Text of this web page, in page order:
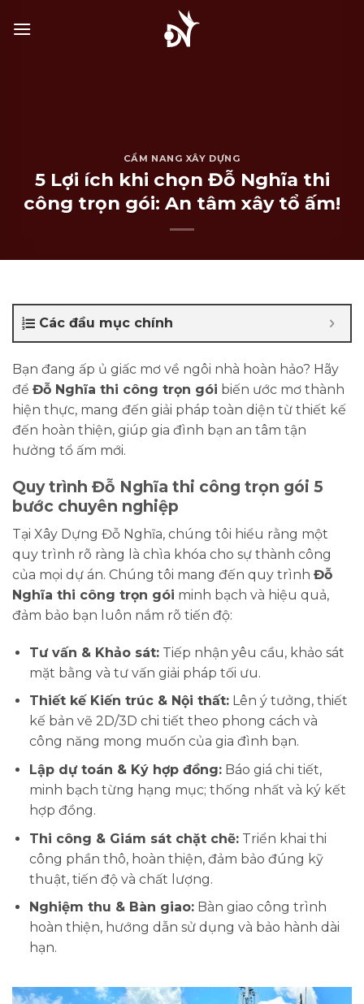
qua
CẨM NANG XÂY DỰNG
5 Lợi ích khi chọn Đỗ Nghĩa thi
công trọn gói: An tâm xây tổ ấm!
Các đầu mục chính
Bạn đang ấp ủ giấc mơ về ngôi nhà hoàn hảo? Hãy
để Đỗ Nghĩa thi công trọn gói biến ước mơ thành
hiện thực, mang đến giải pháp toàn diện từ thiết kế
đến hoàn thiện, giúp gia đình bạn an tâm tận
hưởng tổ ấm mới.
Quy trình Đỗ Nghĩa thi công trọn gói 5
bước chuyên nghiệp
Tại Xây Dựng Đỗ Nghĩa, chúng tôi hiểu rằng một
quy trình rõ ràng là chìa khóa cho sự thành công
của mọi dự án. Chúng tôi mang đến quy trình Đỗ
Nghĩa thi công trọn gói minh bạch và hiệu quả,
đảm bảo bạn luôn nắm rõ tiến độ:
Tư vấn & Khảo sát:Tiếp nhận yêu cầu, khảo sát
mặt bằng và tư vấn giải pháp tối ưu.
Thiết kế Kiến trúc & Nội thất:Lên ý tưởng, thiết
kế bản vẽ 2D/3D chi tiết theo phong cách và
công năng mong muốn của gia đình bạn.
Lập dự toán & Ký hợp đồng:Báo giá chi tiết,
minh bạch từng hạng mục; thống nhất và ký kết
hợp đồng.
Thi công & Giám sát chặt chẽ:Triển khai thi
công phần thô, hoàn thiện, đảm bảo đúng kỹ
thuật, tiến độ và chất lượng.
Nghiệm thu & Bàn giao:Bàn giao công trình
hoàn thiện, hướng dẫn sử dụng và bảo hành dài
hạn.